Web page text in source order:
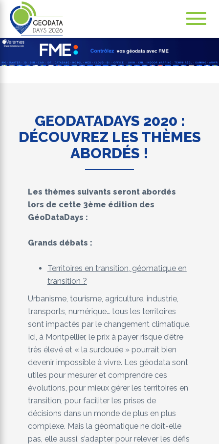
GEODATADAYS 2020 :
DÉCOUVREZ LES THÈMES
ABORDÉS !
Les thèmes suivants seront abordés
lors de cette 3ème édition des
GéoDataDays :
Grands débats :
Territoires en transition, géomatique en
transition ?
Urbanisme, tourisme, agriculture, industrie,
transports, numérique… tous les territoires
sont impactés par le changement climatique.
Ici, à Montpellier, le prix à payer risque d’être
très élevé et « la surdouée » pourrait bien
devenir impossible à vivre. Les géodata sont
utiles pour mesurer et comprendre ces
évolutions, pour mieux gérer les territoires en
transition, pour faciliter les prises de
décisions dans un monde de plus en plus
complexe. Mais la géomatique ne doit-elle
pas, elle aussi, s’adapter pour relever les défis